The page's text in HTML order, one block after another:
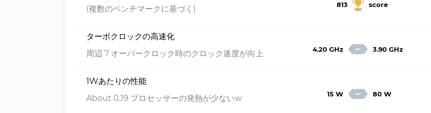
(複数のベンチマークに基づく)
813 score
ターボクロックの高速化
周辺 7 オーバークロック時のクロック速度が向上
4.20 GHz 3.90 GHz
1Wあたりの性能
About 0.19 プロセッサーの発熱が少ないw
15 W 80 W